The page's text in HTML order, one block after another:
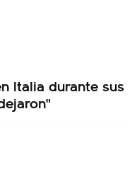
Italia durante sus